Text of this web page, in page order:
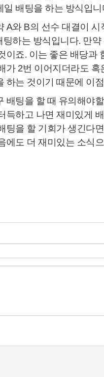
일 배팅을 하는 방식입니
A와 B의 선수 대결이
팅하는 방식입니다. 만
이죠. 이는 좋은 배당과
가 2번 이어지더라도
하는 것이기 때문에 이
배팅을 할 때 유의해야
득하고 나면 재미있게
팅을 할 기회가 생긴다
에도 더 재미있는 소식